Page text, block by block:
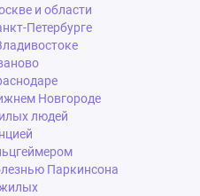
и области
Петербурге
Новгороде
людей
Паркинсона